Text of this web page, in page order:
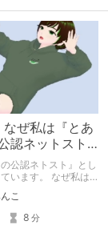
なぜ私は『とあ
認ネットスト
ったのか【出
の公認ネトスト』とし
います。 なぜ私は
とるに至ったのか。
を振り返ります。
こ
8 分